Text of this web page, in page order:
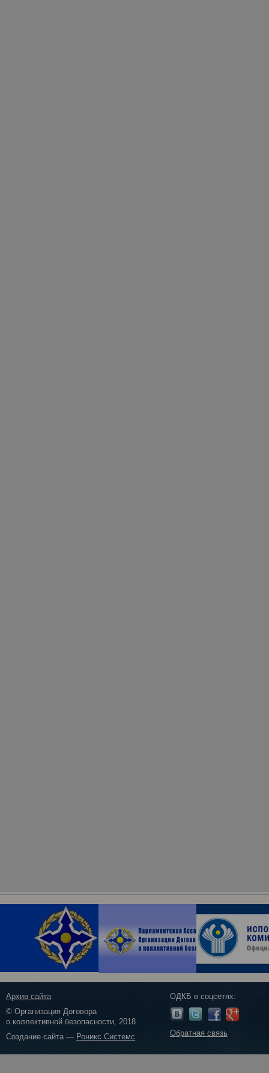
Архив сайта
© Организация Договора
о коллективной безопасности, 2018
Создание сайта — Роникс Системс
ОДКБ в соцсетях:
Обратная связь